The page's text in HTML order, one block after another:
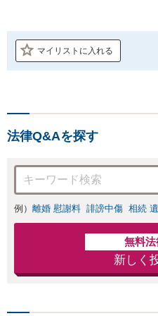
マイリストに入れる
法律Q&Aを探す
例） 離婚 慰謝料 誹謗中傷 相続
無料
新しく